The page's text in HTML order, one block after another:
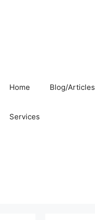
Home Blog/Articles
Services